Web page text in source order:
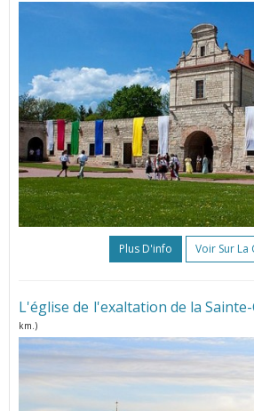
Plus D'info Voir Sur La
L'église de l'exaltation de la
km.)